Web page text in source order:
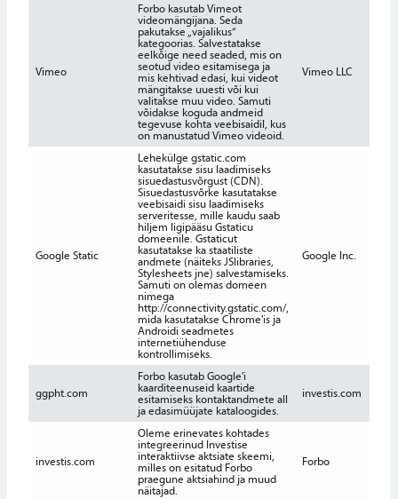
Vimeo
Forbo kasutab Vimeot
videomängijana. Seda
pakutakse „vajalikus“
kategoorias. Salvestatakse
eelkõige need seaded, mis on
seotud video esitamisega ja
mis kehtivad edasi, kui videot
mängitakse uuesti või kui
valitakse muu video. Samuti
võidakse koguda andmeid
tegevuse kohta veebisaidil, kus
on manustatud Vimeo videoid.
Vimeo LLC
Google Static
Lehekülge gstatic.com
kasutatakse sisu laadimiseks
sisuedastusvõrgust (CDN).
Sisuedastusvõrke kasutatakse
veebisaidi sisu laadimiseks
serveritesse, mille kaudu saab
hiljem ligipääsu Gstaticu
domeenile. Gstaticut
kasutatakse ka staatiliste
andmete (näiteks JSlibraries,
Stylesheets jne) salvestamiseks.
Samuti on olemas domeen
nimega
http://connectivity.gstatic.com/,
mida kasutatakse Chrome'is ja
Androidi seadmetes
internetiühenduse
kontrollimiseks.
Google Inc.
ggpht.com
Forbo kasutab Google'i
kaarditeenuseid kaartide
esitamiseks kontaktandmete all
ja edasimüüjate kataloogides.
investis.com
investis.com
Oleme erinevates kohtades
integreerinud Investise
interaktiivse aktsiate skeemi,
milles on esitatud Forbo
praegune aktsiahind ja muud
näitajad.
Forbo